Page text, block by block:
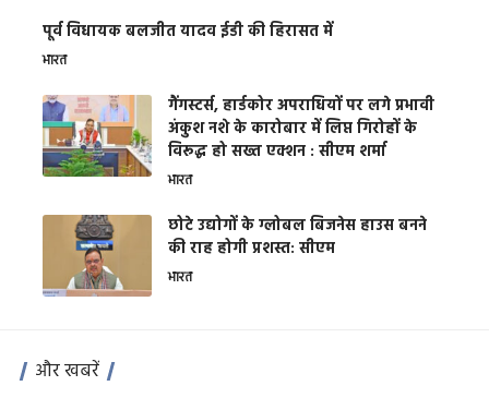
पूर्व विधायक बलजीत यादव ईडी की हिरासत में
भारत
गैंगस्टर्स, हार्डकोर अपराधियों पर लगे प्रभावी
अंकुश नशे के कारोबार में लिप्त गिरोहों के
विरूद्ध हो सख्त एक्शन : सीएम शर्मा
भारत
छोटे उद्योगों के ग्लोबल बिजनेस हाउस बनने
की राह होगी प्रशस्त: सीएम
भारत
और खबरें